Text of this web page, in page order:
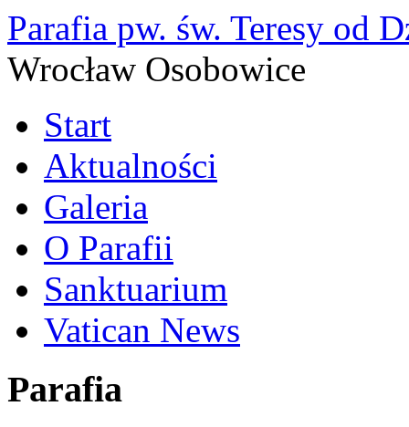
Parafia pw. św. Teresy od
Wrocław Osobowice
Start
Aktualności
Galeria
O Parafii
Sanktuarium
Vatican News
Parafia